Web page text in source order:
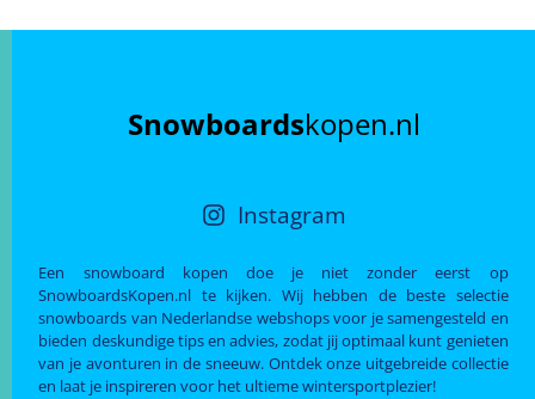
Snowboardskopen.nl
Instagram
Een snowboard kopen doe je niet zonder eerst op
SnowboardsKopen.nl te kijken. Wij hebben de beste selectie
snowboards van Nederlandse webshops voor je samengesteld en
bieden deskundige tips en advies, zodat jij optimaal kunt genieten
van je avonturen in de sneeuw. Ontdek onze uitgebreide collectie
en laat je inspireren voor het ultieme wintersportplezier!